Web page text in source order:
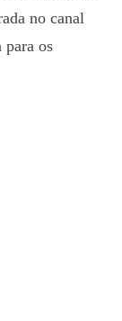
no canal
para os